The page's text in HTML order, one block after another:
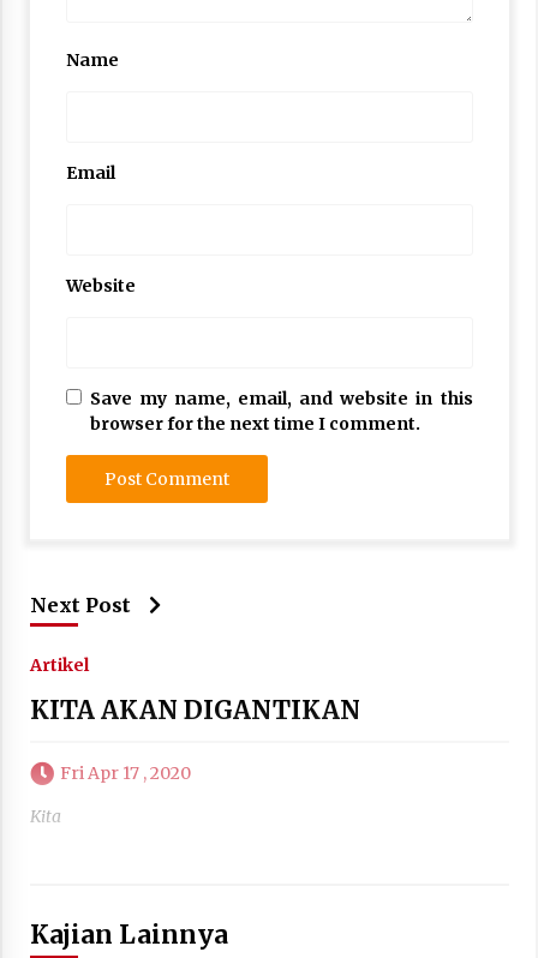
Name
Email
Website
Save my name, email, and website in this
browser for the next time I comment.
Next Post
Artikel
KITA AKAN DIGANTIKAN
Fri Apr 17 , 2020
Kita
Kajian Lainnya